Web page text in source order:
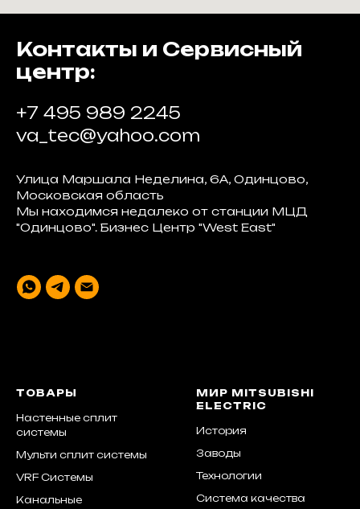
Контакты и Сервисный
центр:
+7 495 989 2245
va_tec@yahoo.com
Улица Маршала Неделина, 6А, Одинцово,
Московская область
Мы находимся недалеко от станции МЦД
"Одинцово". Бизнес Центр "West East"
ТОВАРЫ
Настенные сплит
системы
Мульти сплит системы
VRF Системы
Канальные
МИР MITSUBISHI
ELECTRIC
История
Заводы
Технологии
Система качества